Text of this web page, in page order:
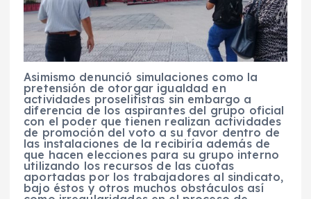
Asimismo denunció simulaciones como la
pretensión de otorgar igualdad en
actividades proselitistas sin embargo a
diferencia de los aspirantes del grupo oficial
con el poder que tienen realizan actividades
de promoción del voto a su favor dentro de
las instalaciones de la recibiría además de
que hacen elecciones para su grupo interno
utilizando los recursos de las cuotas
aportadas por los trabajadores al sindicato,
bajo éstos y otros muchos obstáculos así